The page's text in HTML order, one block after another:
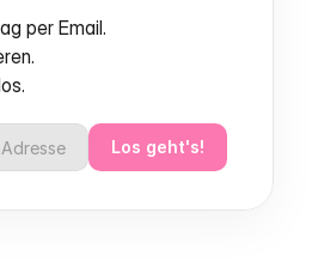
per Email.
Los geht's!